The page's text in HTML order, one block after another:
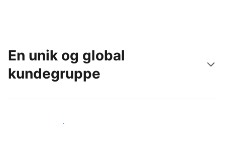
En unik og global
kundegruppe
Nå ut til nye gjester i dag